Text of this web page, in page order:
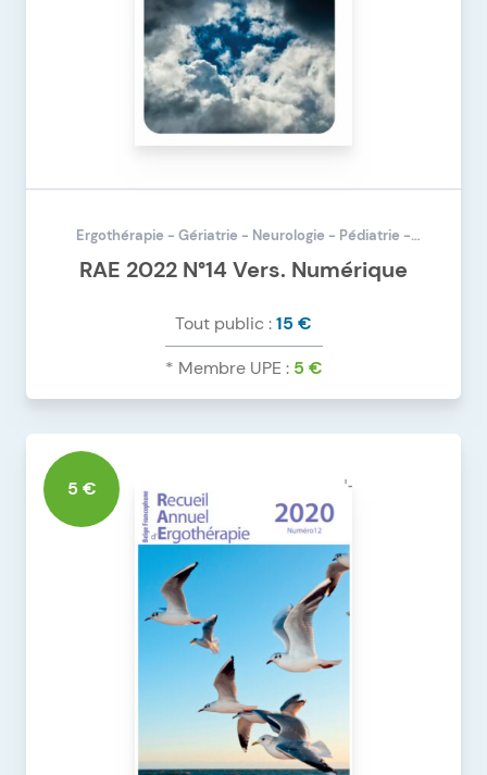
Ergothérapie - Gériatrie - Neurologie - Pédiatrie -
RAE 2022 N°14 Vers. Numérique
Tout public :15 €
* Membre UPE : 5 €
5 €